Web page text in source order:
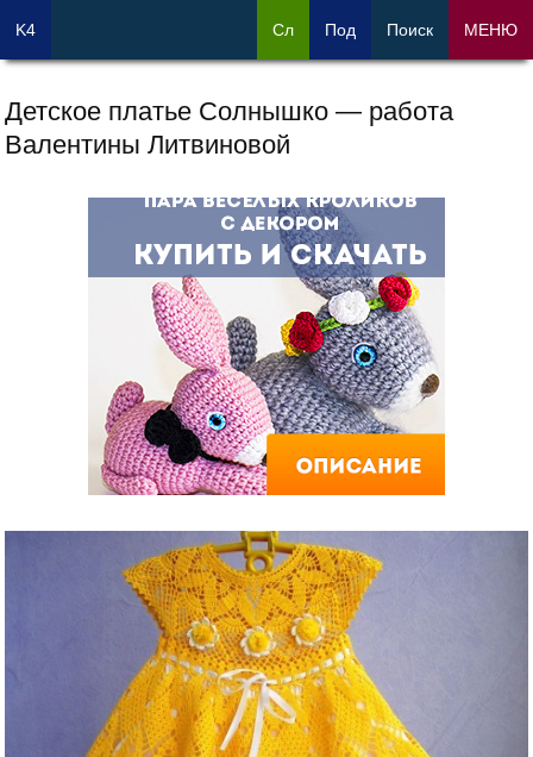
Детское платье Солнышко — работа
Валентины Литвиновой
K4 Сл Под Поиск МЕНЮ